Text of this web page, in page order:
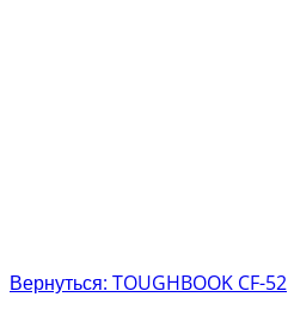
Вернуться: TOUGHBOOK CF-52